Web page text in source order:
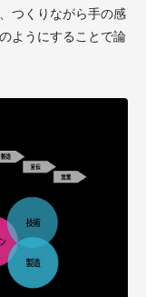
つくりながら手の感
ようにすることで論